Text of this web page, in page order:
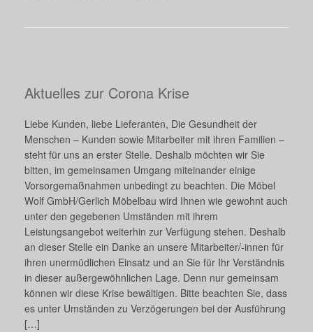
Aktuelles zur Corona Krise
Liebe Kunden, liebe Lieferanten, Die Gesundheit der
Menschen – Kunden sowie Mitarbeiter mit ihren Familien –
steht für uns an erster Stelle. Deshalb möchten wir Sie
bitten, im gemeinsamen Umgang miteinander einige
Vorsorgemaßnahmen unbedingt zu beachten. Die Möbel
Wolf GmbH/Gerlich Möbelbau wird Ihnen wie gewohnt auch
unter den gegebenen Umständen mit ihrem
Leistungsangebot weiterhin zur Verfügung stehen. Deshalb
an dieser Stelle ein Danke an unsere Mitarbeiter/-innen für
ihren unermüdlichen Einsatz und an Sie für Ihr Verständnis
in dieser außergewöhnlichen Lage. Denn nur gemeinsam
können wir diese Krise bewältigen. Bitte beachten Sie, dass
es unter Umständen zu Verzögerungen bei der Ausführung
[…]